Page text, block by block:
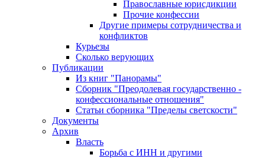
Православные юрисдикции
Прочие конфессии
Другие примеры сотрудничества и
конфликтов
Курьезы
Сколько верующих
Публикации
Из книг "Панорамы"
Сборник "Преодолевая государственно -
конфессиональные отношения"
Статьи сборника "Пределы светскости"
Документы
Архив
Власть
Борьба с ИНН и другими